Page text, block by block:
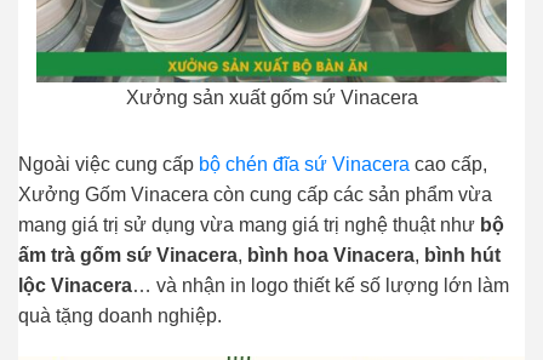
Xưởng sản xuất gốm sứ Vinacera
Ngoài việc cung cấp bộ chén đĩa sứ Vinacera cao cấp,
Xưởng Gốm Vinacera còn cung cấp các sản phẩm vừa
mang giá trị sử dụng vừa mang giá trị nghệ thuật như bộ
ấm trà gốm sứ Vinacera, bình hoa Vinacera, bình hút
lộc Vinacera… và nhận in logo thiết kế số lượng lớn làm
quà tặng doanh nghiệp.